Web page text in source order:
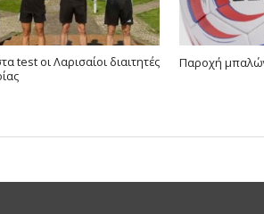
test οι Λαρισαίοι διαιτητές
Παροχή